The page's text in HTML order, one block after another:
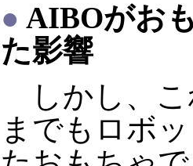
● AIBOがお
た影響
しかし、こ
までもロボ